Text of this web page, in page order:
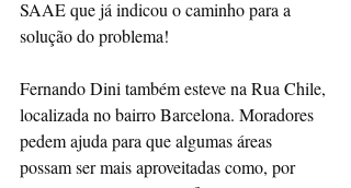
SAAE que já indicou o caminho para a
solução do problema!
Fernando Dini também esteve na Rua Chile,
localizada no bairro Barcelona. Moradores
pedem ajuda para que algumas áreas
possam ser mais aproveitadas como, por